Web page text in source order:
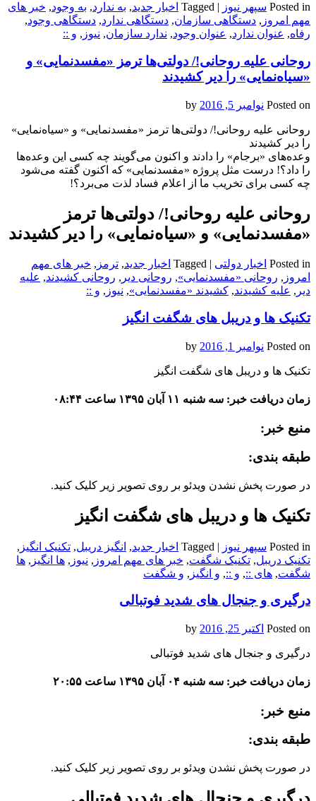
Posted in سپهر نیوز |
Tagged اخبار جدید, به ندارد, به وجود, خبر های
مهم امروز , دستگاهی سازمان, دستگاهی ندارد, دستگاهی وجود,
رفاه, عنوان ندارد, عنوان وجود, ندارد سازمان, نیوز , و ::
روحانی علیه روحانی!/ دولتی‌ها ترمز «مفسدنمایی» و
«سیاه‌نمایی» را دیر کشیدند
Posted on نوامبر 5, 2016
روحانی علیه روحانی!/ دولتی‌ها ترمز «مفسدنمایی» و «سیاه‌نمایی»
را دیر کشیدند
وعده‌های «برجام» را دادند و اکنون می‌گویند چه کسی این وعده‌ها
را داد؟! درست مثل پروژه «مفسدنمایی» که اکنون گفته می‌شود
چه کسی برای تخریب ما از اعلام فساد لذت می‌برد؟!
روحانی علیه روحانی!/ دولتی‌ها ترمز
«مفسدنمایی» و «سیاه‌نمایی» را دیر کشیدند
Posted in اخبار دولتی Tagged اخبار جدید, ترمز , خبر های مهم
امروز , روحانی «مفسدنمایی», روحانی دیر , روحانی کشیدند, علیه
دیر , علیه کشیدند, کشیدند «مفسدنمایی», نیوز , و ::
تکنیک ها و دریبل های شگفت انگیز
Posted on نوامبر 1, 2016
تکنیک ها و دریبل های شگفت انگیز
زمان دریافت خبر: سه شنبه ۱۱ آبان ۱۳۹۵ ساعت ۰۸:۴۴
منبع خبر:
طبقه بندی:
در صورت پخش نشدن ویدئو بر روی تصویر زیر کلیک کنید.
تکنیک ها و دریبل های شگفت انگیز
Posted in سپهر نیوز |
Tagged اخبار جدید, انگیز دریبل, تکنیک انگیز ,
تکنیک دریبل, تکنیک شگفت, خبر های مهم امروز , نیوز , ها انگیز , ها
شگفت, های ::, و ::, و انگیز , و شگفت
درگیری و جنجال های شدید فوتبالی
Posted on اکتبر 25, 2016
درگیری و جنجال های شدید فوتبالی
زمان دریافت خبر: سه شنبه ۰۴ آبان ۱۳۹۵ ساعت ۲۰:۵۵
منبع خبر:
طبقه بندی:
در صورت پخش نشدن ویدئو بر روی تصویر زیر کلیک کنید.